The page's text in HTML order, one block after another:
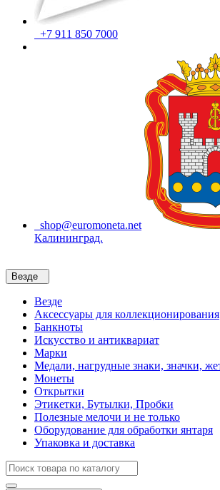
+7 911 850 7000
shop@euromoneta.net
Калининград.
Везде
Везде
Аксессуары для коллекционирования
Банкноты
Искусство и антиквариат
Марки
Медали, нагрудные знаки, значки,
Монеты
Открытки
Этикетки, Бутылки, Пробки
Полезные мелочи и не только
Оборудование для обработки янтаря
Упаковка и доставка